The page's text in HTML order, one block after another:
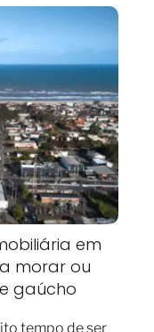
em
morar ou
gaúcho
tempo de ser